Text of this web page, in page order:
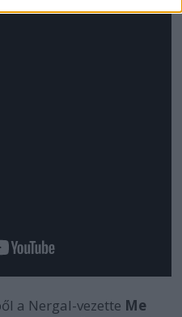
a Nergal-vezette Me